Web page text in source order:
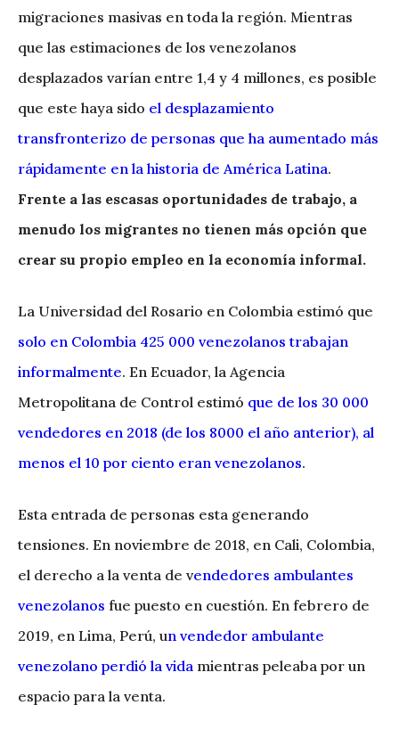
migraciones masivas en toda la región. Mientras
que las estimaciones de los venezolanos
desplazados varían entre 1,4 y 4 millones, es posible
que este haya sido el desplazamiento
transfronterizo de personas que ha aumentado más
rápidamente en la historia de América Latina.
Frente a las escasas oportunidades de trabajo, a
menudo los migrantes no tienen más opción que
crear su propio empleo en la economía informal.
La Universidad del Rosario en Colombia estimó que
solo en Colombia 425 000 venezolanos trabajan
informalmente. En Ecuador, la Agencia
Metropolitana de Control estimó que de los 30 000
vendedores en 2018 (de los 8000 el año anterior), al
menos el 10 por ciento eran venezolanos.
Esta entrada de personas esta generando
tensiones. En noviembre de 2018, en Cali, Colombia,
el derecho a la venta de vendedores ambulantes
venezolanos fue puesto en cuestión. En febrero de
2019, en Lima, Perú, un vendedor ambulante
venezolano perdió la vida mientras peleaba por un
espacio para la venta.